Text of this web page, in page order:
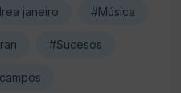
janeiro #Música
#Sucesos